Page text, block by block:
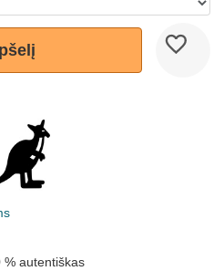
% autentiškas